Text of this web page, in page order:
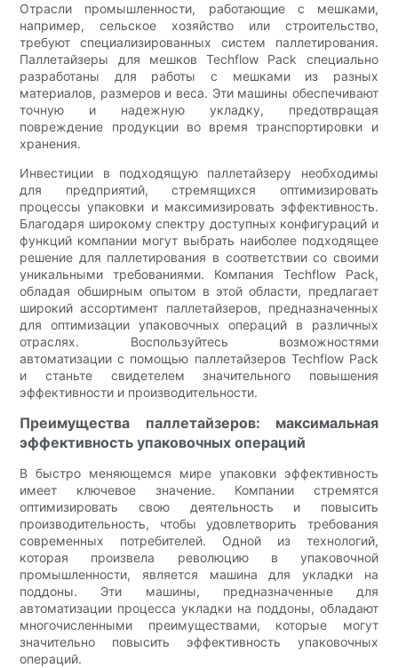
Отрасли промышленности, работающие с мешками,
например, сельское хозяйство или строительство,
требуют специализированных систем паллетирования.
Паллетайзеры для мешков Techflow Pack специально
разработаны для работы с мешками из разных
материалов, размеров и веса. Эти машины обеспечивают
точную и надежную укладку, предотвращая
повреждение продукции во время транспортировки и
хранения.
Инвестиции в подходящую паллетайзеру необходимы
для предприятий, стремящихся оптимизировать
процессы упаковки и максимизировать эффективность.
Благодаря широкому спектру доступных конфигураций и
функций компании могут выбрать наиболее подходящее
решение для паллетирования в соответствии со своими
уникальными требованиями. Компания Techflow Pack,
обладая обширным опытом в этой области, предлагает
широкий ассортимент паллетайзеров, предназначенных
для оптимизации упаковочных операций в различных
отраслях. Воспользуйтесь возможностями
автоматизации с помощью паллетайзеров Techflow Pack
и станьте свидетелем значительного повышения
эффективности и производительности.
Преимущества паллетайзеров: максимальная
эффективность упаковочных операций
В быстро меняющемся мире упаковки эффективность
имеет ключевое значение. Компании стремятся
оптимизировать свою деятельность и повысить
производительность, чтобы удовлетворить требования
современных потребителей. Одной из технологий,
которая произвела революцию в упаковочной
промышленности, является машина для укладки на
поддоны. Эти машины, предназначенные для
автоматизации процесса укладки на поддоны, обладают
многочисленными преимуществами, которые могут
значительно повысить эффективность упаковочных
операций.